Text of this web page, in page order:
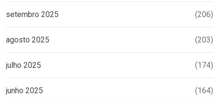
setembro 2025 (206)
agosto 2025 (203)
julho 2025 (174)
junho 2025 (164)